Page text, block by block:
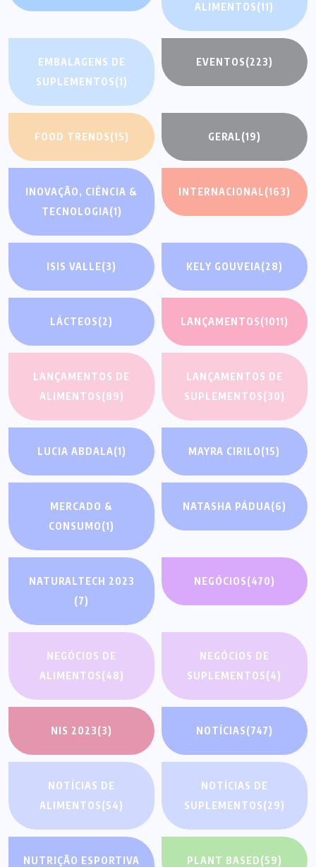
ALIMENTOS(11)
EMBALAGENS DE
SUPLEMENTOS(1)
EVENTOS(223)
FOOD TRENDS(15) GERAL(19)
INOVAÇÃO, CIÊNCIA &
TECNOLOGIA(1)
INTERNACIONAL(163)
ISIS VALLE(3) KELY GOUVEIA(28)
LÁCTEOS(2) LANÇAMENTOS(1011)
LANÇAMENTOS DE
ALIMENTOS(89)
LANÇAMENTOS DE
SUPLEMENTOS(30)
LUCIA ABDALA(1) MAYRA CIRILO(15)
MERCADO &
CONSUMO(1)
NATASHA PÁDUA(6)
NATURALTECH 2023
(7)
NEGÓCIOS(470)
NEGÓCIOS DE
ALIMENTOS(48)
NEGÓCIOS DE
SUPLEMENTOS(4)
NIS 2023(3) NOTÍCIAS(747)
NOTÍCIAS DE
ALIMENTOS(54)
NOTÍCIAS DE
SUPLEMENTOS(29)
NUTRIÇÃO ESPORTIVA
PLANT BASED(59)